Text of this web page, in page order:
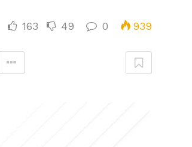
163 49 0 939